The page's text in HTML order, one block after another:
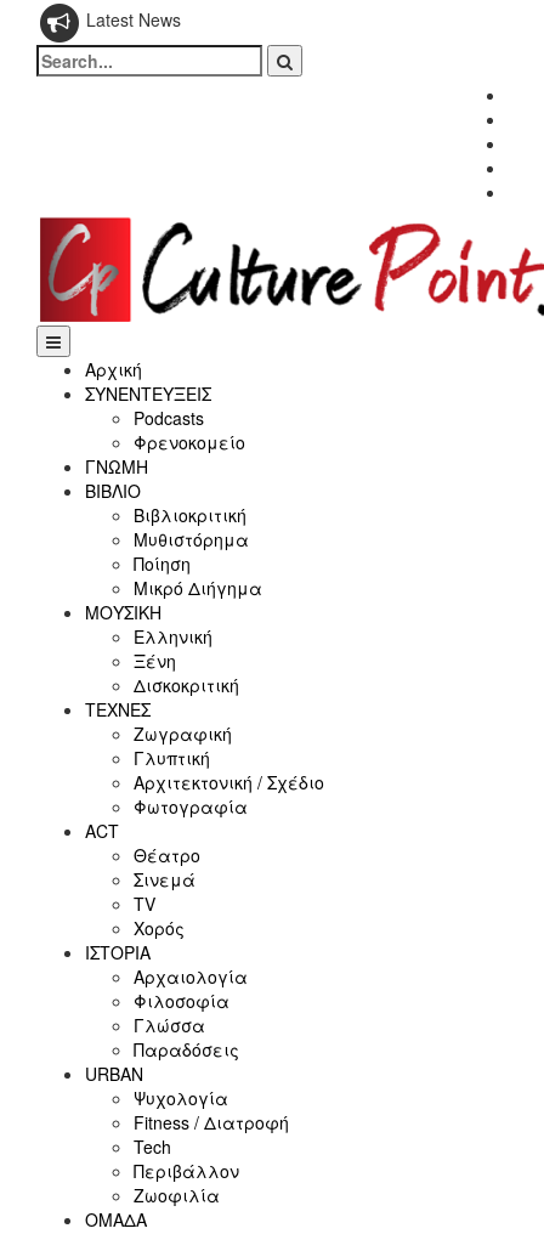
Latest News
Search
for:
Αρχική
ΣΥΝΕΝΤΕΥΞΕΙΣ
Podcasts
Φρενοκομείο
ΓΝΩΜΗ
ΒΙΒΛΙΟ
Βιβλιοκριτική
Μυθιστόρημα
Ποίηση
Μικρό Διήγημα
ΜΟΥΣΙΚΗ
Ελληνική
Ξένη
Δισκοκριτική
ΤΕΧΝΕΣ
Ζωγραφική
Γλυπτική
Αρχιτεκτονική / Σχέδιο
Φωτογραφία
ACT
Θέατρο
Σινεμά
ΤV
Χορός
ΙΣΤΟΡΙΑ
Αρχαιολογία
Φιλοσοφία
Γλώσσα
Παραδόσεις
URBAN
Ψυχολογία
Fitness / Διατροφή
Tech
Περιβάλλον
Ζωοφιλία
ΟΜΑΔΑ